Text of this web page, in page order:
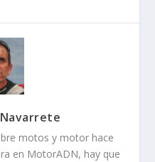
motos y motor hace
en MotorADN, hay que